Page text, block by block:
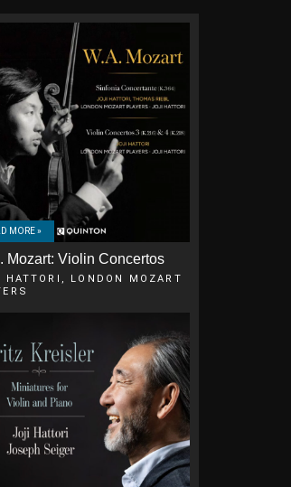
MORE »
Mozart: Violin Concertos
HATTORI, LONDON MOZART